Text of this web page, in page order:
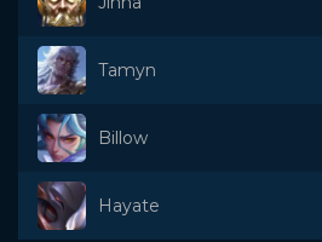
Tamyn
Billow
Hayate